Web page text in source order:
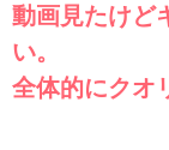
動画見たけど
い。
全体的にクオ